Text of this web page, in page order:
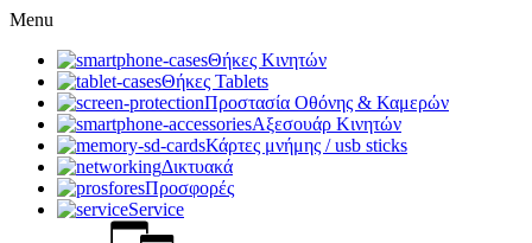
Menu
Θήκες Κινητών
Θήκες Tablets
Προστασία Οθόνης & Καμερών
Αξεσουάρ Κινητών
Κάρτες μνήμης / usb sticks
Δικτυακά
Προσφορές
Service